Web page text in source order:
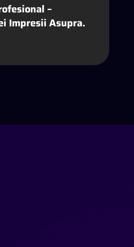
–
Impresii Asupra.